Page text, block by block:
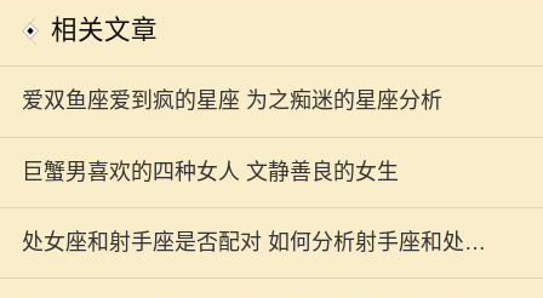
相关文章
爱双鱼座爱到疯的星座 为之痴迷的星座分析
巨蟹男喜欢的四种女人 文静善良的女生
处女座和射手座是否配对 如何分析射手座和处女